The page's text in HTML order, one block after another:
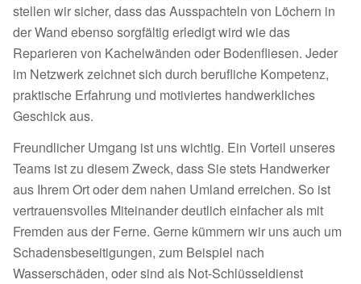
stellen wir sicher, dass das Ausspachteln von Löchern in
der Wand ebenso sorgfältig erledigt wird wie das
Reparieren von Kachelwänden oder Bodenfliesen. Jeder
im Netzwerk zeichnet sich durch berufliche Kompetenz,
praktische Erfahrung und motiviertes handwerkliches
Geschick aus.
Freundlicher Umgang ist uns wichtig. Ein Vorteil unseres
Teams ist zu diesem Zweck, dass Sie stets Handwerker
aus Ihrem Ort oder dem nahen Umland erreichen. So ist
vertrauensvolles Miteinander deutlich einfacher als mit
Fremden aus der Ferne. Gerne kümmern wir uns auch um
Schadensbeseitigungen, zum Beispiel nach
Wasserschäden, oder sind als Not-Schlüsseldienst